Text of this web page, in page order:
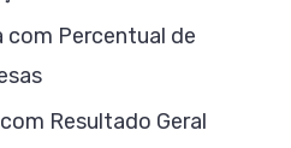
com Percentual de
Resultado Geral